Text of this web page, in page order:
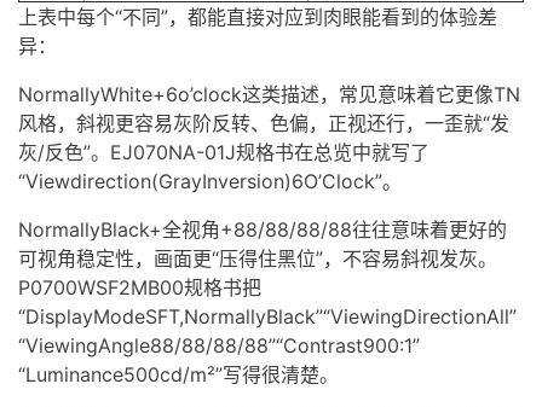
上表中每个“不同”，都能直接对应到肉眼能看到的体验差
异：
NormallyWhite+6o’clock这类描述，常见意味着它更像TN
风格，斜视更容易灰阶反转、色偏，正视还行，一歪就“发
灰/反色”。EJ070NA-01J规格书在总览中就写了
“Viewdirection(GrayInversion)6O’Clock”。
NormallyBlack+全视角+88/88/88/88往往意味着更好的
可视角稳定性，画面更“压得住黑位”，不容易斜视发灰。
P0700WSF2MB00规格书把
“DisplayModeSFT,NormallyBlack”“ViewingDirectionAll”
“ViewingAngle88/88/88/88”“Contrast900:1”
“Luminance500cd/m²”写得很清楚。